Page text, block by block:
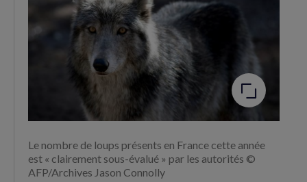
fenêtre)
fenêtre)
Agrandir
l'image
Le nombre de loups présents en France cette année
est « clairement sous-évalué » par les autorités ©
AFP/Archives Jason Connolly